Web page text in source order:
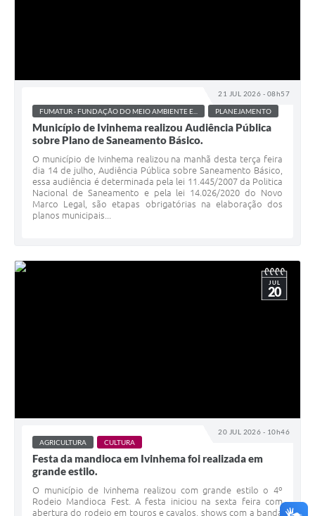
21 JUL 2026 - 08h57
FUMATUR - FUNDAÇÃO DO MEIO AMBIENTE E... PLANEJAMENTO
Município de Ivinhema realizou Audiência Pública
sobre Plano de Saneamento Básico.
O município de Ivinhema realizou na manhã desta terça feira
dia 14 de julho, Audiência Pública sobre Saneamento Básico,
essa audiência é determinada pela lei 11.445/2007 da Politica
Nacional de Saneamento e pela lei 14.026/2020 do Novo
Marco Legal, são etapas obrigatórias na elaboração dos
planos municipais...
20 JUL 2026 - 10h46
JUL
20
AGRICULTURA CULTURA
Festa da mandioca em Ivinhema foi realizada em
grande estilo.
O município de Ivinhema realizou com grande estilo o 4º
Rodeio Mandioca Fest. A festa iniciou na sexta feira com
abertura do rodeio em touros e cavalos, shows com a banda